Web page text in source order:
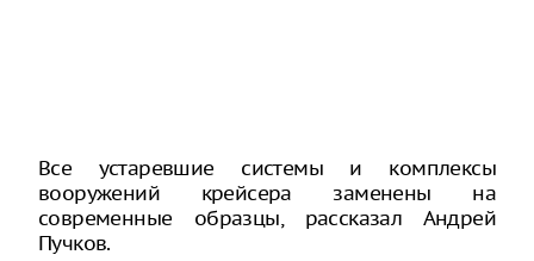
Все устаревшие системы и комплексы
вооружений крейсера заменены на
современные образцы, рассказал Андрей
Пучков.